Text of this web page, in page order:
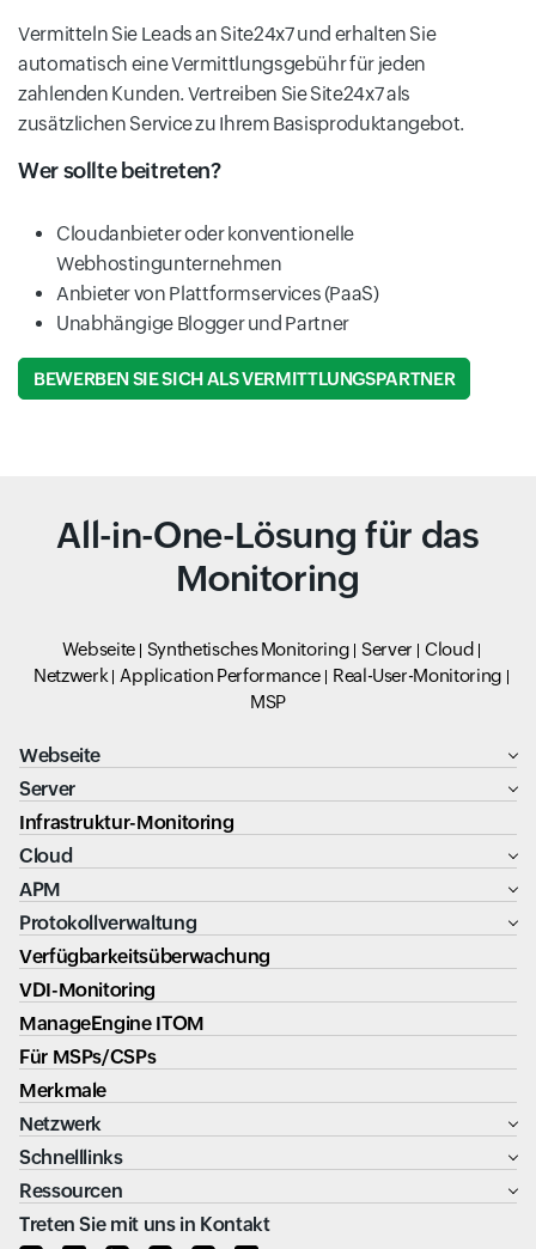
Vermitteln Sie Leads an Site24x7 und erhalten Sie
automatisch eine Vermittlungsgebühr für jeden
zahlenden Kunden. Vertreiben Sie Site24x7 als
zusätzlichen Service zu Ihrem Basisproduktangebot.
Wer sollte beitreten?
Cloudanbieter oder konventionelle
Webhostingunternehmen
Anbieter von Plattformservices (PaaS)
Unabhängige Blogger und Partner
BEWERBEN SIE SICH ALS VERMITTLUNGSPARTNER
All-in-One-Lösung für das
Monitoring
Webseite Synthetisches Monitoring Server
Cloud
Netzwerk
Application Performance
Real-User-Monitoring
MSP
Webseite
Server
Infrastruktur-Monitoring
Cloud
APM
Protokollverwaltung
Verfügbarkeitsüberwachung
VDI-Monitoring
ManageEngine ITOM
Für MSPs/CSPs
Merkmale
Netzwerk
Schnelllinks
Ressourcen
Treten Sie mit uns in Kontakt